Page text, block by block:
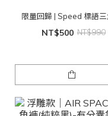
限量回歸 | Speed 標語
NT$500 NT$990